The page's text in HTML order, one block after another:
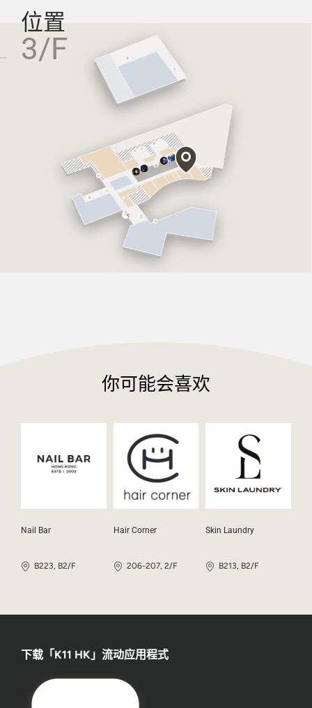
位置
3/F
你可能会喜欢
Nail Bar
B223, B2/F
Hair Corner
206-207, 2/F
Skin Laundry
B213, B2/F
下载「K11 HK」流动应用程式